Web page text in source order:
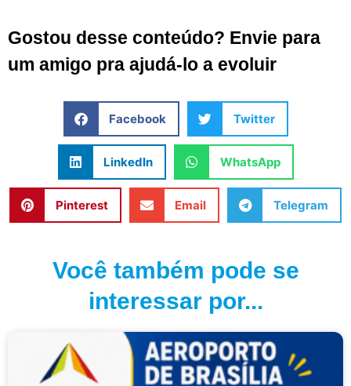
Gostou desse conteúdo? Envie para
um amigo pra ajudá-lo a evoluir
Facebook Twitter
LinkedIn WhatsApp
Pinterest Email Telegram
Você também pode se
interessar por...